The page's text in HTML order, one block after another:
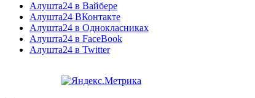
Алушта24 в Вайбере
Алушта24 ВКонтакте
Алушта24 в Однокласниках
Алушта24 в FaceBook
Алушта24 в Twitter